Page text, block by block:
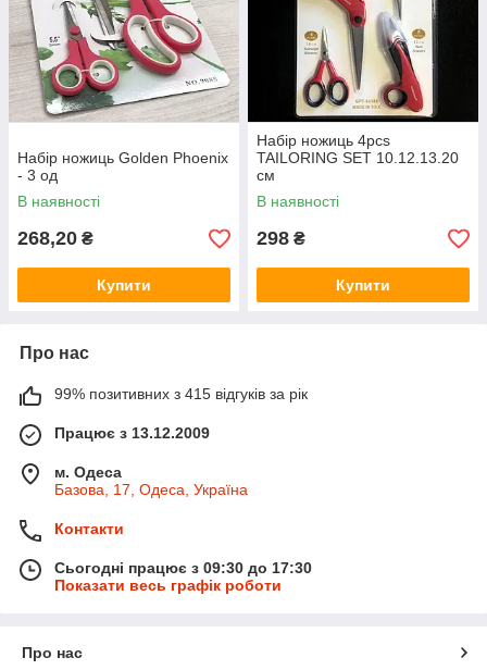
Набір ножиць Golden Phoenix
- 3 од
В наявності
268,20 ₴
Купити
Набір ножиць 4pcs
TAILORING SET 10.12.13.20
см
В наявності
298 ₴
Купити
Про нас
99% позитивних з 415 відгуків за рік
Працює з 13.12.2009
м. Одеса
Базова, 17, Одеса, Україна
Контакти
Сьогодні працює з 09:30 до 17:30
Показати весь графік роботи
Про нас